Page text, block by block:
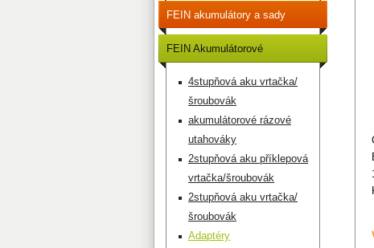
FEIN akumulátory a sady
FEIN Akumulátorové
šroubováky
4stupňová aku vrtačka/
šroubovák
akumulátorové rázové
utahováky
2stupňová aku příklepová
vrtačka/šroubovák
2stupňová aku vrtačka/
šroubovák
Adaptéry